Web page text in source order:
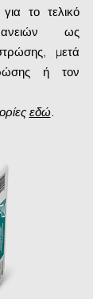
για το τελικό
ως
μετά
ή τον
εδώ.